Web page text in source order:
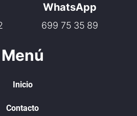
WhatsApp
699 75 35 89
Menú
Inicio
Contacto